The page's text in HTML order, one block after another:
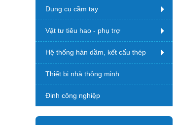
Dụng cụ cầm tay
Vật tư tiêu hao - phụ trợ
Hệ thống hàn dầm, kết cấu thép
Thiết bị nhà thông minh
Đinh công nghiệp